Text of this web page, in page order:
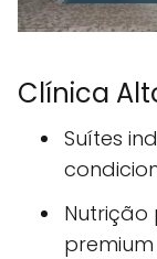
Clínica
Suítes
Nutrição
premium